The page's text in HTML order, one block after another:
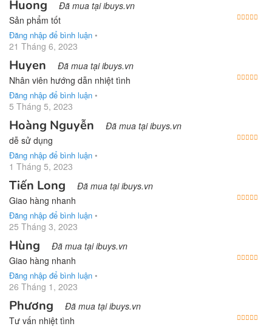
Huong Đã mua tại ibuys.vn
Sản phẩm tốt
Đăng nhập để bình luận •
21 Tháng 6, 2023
Huyen Đã mua tại ibuys.vn
Nhân viên hướng dẫn nhiệt tình
Đăng nhập để bình luận •
5 Tháng 5, 2023
Hoàng Nguyễn Đã mua tại ibuys.vn
dễ sử dụng
Đăng nhập để bình luận •
1 Tháng 5, 2023
Tiến Long Đã mua tại ibuys.vn
Giao hàng nhanh
Đăng nhập để bình luận •
25 Tháng 3, 2023
Hùng Đã mua tại ibuys.vn
Giao hàng nhanh
Đăng nhập để bình luận •
26 Tháng 1, 2023
Phương Đã mua tại ibuys.vn
Tư vấn nhiệt tình